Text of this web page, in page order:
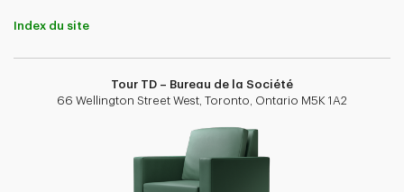
Index du site
Tour TD – Bureau de la Société
66 Wellington Street West, Toronto, Ontario M5K 1A2